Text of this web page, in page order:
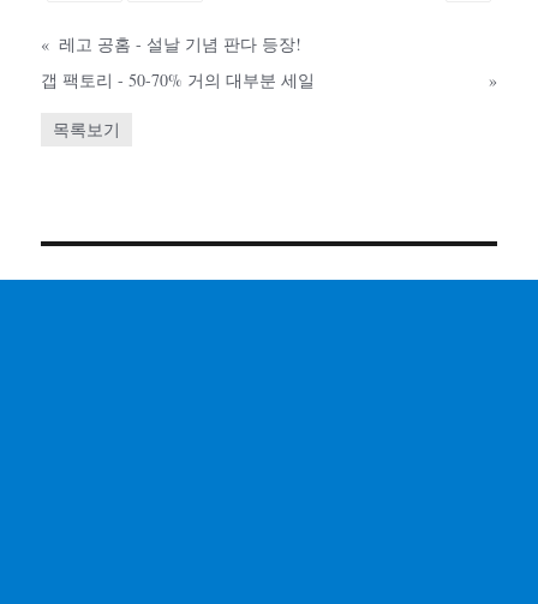
« 레고 공홈 - 설날 기념 판다 등장!
갭 팩토리 - 50-70% 거의 대부분 세일
»
목록보기